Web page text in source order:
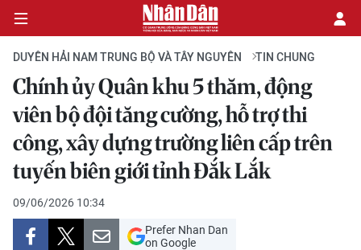
CHÍNH TRỊ
KINH TẾ
VĂN HÓA
XÃ HỘI
DUYÊN HẢI NAM TRUNG BỘ VÀ TÂY NGUYÊN TIN CHUNG
Chính ủy Quân khu 5 thăm, động
viên bộ đội tăng cường, hỗ trợ thi
công, xây dựng trường liên cấp trên
tuyến biên giới tỉnh Đắk Lắk
09/06/2026 10:34
Prefer Nhan Dan
on Google